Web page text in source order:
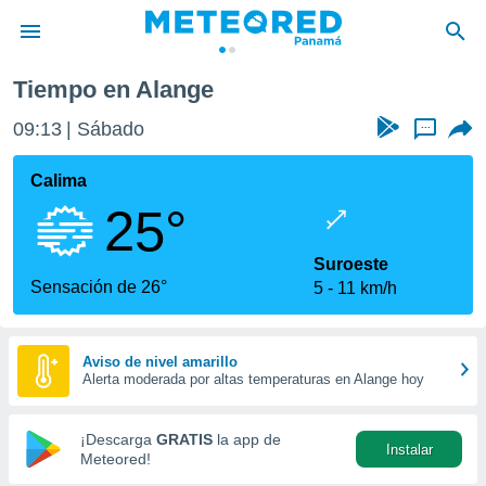
de
ha
calidad.
a este
las
y
forma
digital
basada
Tiempo en Alange
09:13 Sábado ...
Calima
25°
Sensación de 26°
Suroeste
5
11 km/h
Aviso de nivel amarillo
Alerta moderada por altas temperaturas en Alange hoy
¡Descarga GRATIS la app de
Meteored!
Instalar